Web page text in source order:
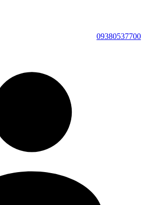
09380537700